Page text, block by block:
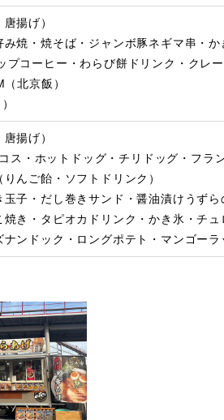
揚げ）
焼・焼そば・ジャンボ豚ネギマ串・か
コーヒー・わらび餅ドリンク・クレー
北京飯）
揚げ）
ス・ホットドッグ・チリドッグ・フラ
んご飴・ソフトドリンク）
子・だし巻きサンド・醤油漬けうずら
き・タピオカドリンク・かき氷・チュ
ンドック・ロングポテト・マンゴーラ